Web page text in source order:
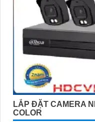
LẮP ĐẶT CAMERA
COLOR